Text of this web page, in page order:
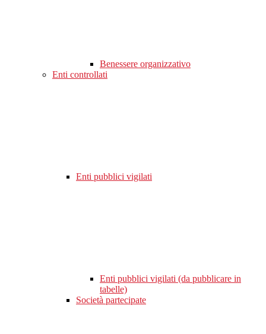
Benessere organizzativo
Enti controllati
Enti pubblici vigilati
Enti pubblici vigilati (da pubblicare in
tabelle)
Società partecipate